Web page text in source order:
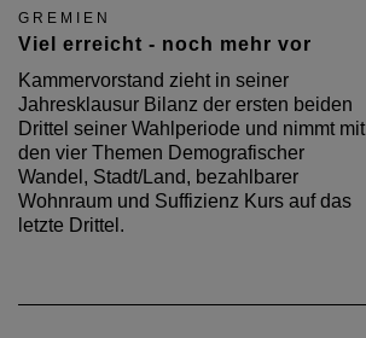
GREMIEN
Viel erreicht - noch mehr vor
Kammervorstand zieht in seiner
Jahresklausur Bilanz der ersten beiden
Drittel seiner Wahlperiode und nimmt mit
den vier Themen Demografischer
Wandel, Stadt/Land, bezahlbarer
Wohnraum und Suffizienz Kurs auf das
letzte Drittel.